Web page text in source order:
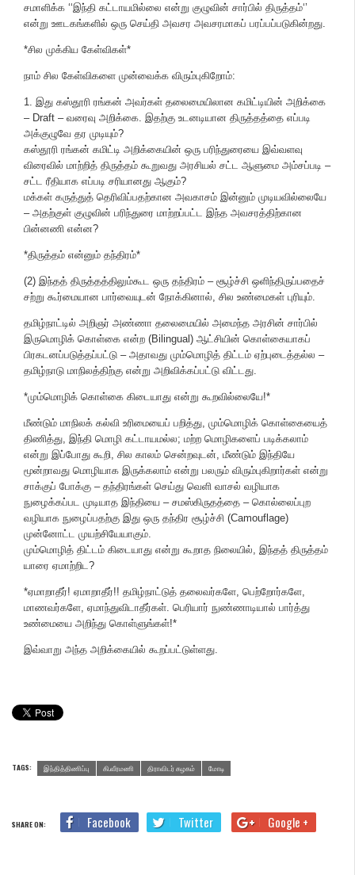
சமாளிக்க ‘‘இந்தி கட்டாயமில்லை என்று குழுவின் சார்பில் திருத்தம்‘’
என்று ஊடகங்களில் ஒரு செய்தி அவசர அவசரமாகப் பரப்பப்படுகின்றது.
*சில முக்கிய கேள்விகள்*
நாம் சில கேள்விகளை முன்வைக்க விரும்புகிறோம்:
1. இது கஸ்தூரி ரங்கன் அவர்கள் தலைமையிலான கமிட்டியின் அறிக்கை
– Draft – வரைவு அறிக்கை. இதற்கு உடனடியான திருத்தத்தை எப்படி
அக்குழுவே தர முடியும்?
கஸ்தூரி ரங்கன் கமிட்டி அறிக்கையின் ஒரு பரிந்துரையை இவ்வளவு
விரைவில் மாற்றித் திருத்தம் கூறுவது அரசியல் சட்ட ஆளுமை அம்சப்படி –
சட்ட ரீதியாக எப்படி சரியானது ஆகும்?
மக்கள் கருத்துத் தெரிவிப்பதற்கான அவகாசம் இன்னும் முடியவில்லையே
– அதற்குள் குழுவின் பரிந்துரை மாற்றப்பட்ட இந்த அவசரத்திற்கான
பின்னணி என்ன?
*திருத்தம் என்னும் தந்திரம்*
(2) இந்தத் திருத்தத்திலும்கூட ஒரு தந்திரம் – சூழ்ச்சி ஒளிந்திருப்பதைச்
சற்று கூர்மையான பார்வையுடன் நோக்கினால், சில உண்மைகள் புரியும்.
தமிழ்நாட்டில் அறிஞர் அண்ணா தலைமையில் அமைந்த அரசின் சார்பில்
இருமொழிக் கொள்கை என்ற (Bilingual) ஆட்சியின் கொள்கையாகப்
பிரகடனப்படுத்தப்பட்டு – அதாவது மும்மொழித் திட்டம் ஏற்புடைத்தல்ல –
தமிழ்நாடு மாநிலத்திற்கு என்று அறிவிக்கப்பட்டு விட்டது.
*மும்மொழிக் கொள்கை கிடையாது என்று கூறவில்லையே!*
மீண்டும் மாநிலக் கல்வி உரிமையைப் பறித்து, மும்மொழிக் கொள்கையைத்
திணித்து, இந்தி மொழி கட்டாயமல்ல; மற்ற மொழிகளைப் படிக்கலாம்
என்று இப்போது கூறி, சில காலம் சென்றவுடன், மீண்டும் இந்தியே
மூன்றாவது மொழியாக இருக்கலாம் என்று பலரும் விரும்புகிறார்கள் என்று
சாக்குப் போக்கு – தந்திரங்கள் செய்து வெளி வாசல் வழியாக
நுழைக்கப்பட முடியாத இந்தியை – சமஸ்கிருதத்தை – கொல்லைப்புற
வழியாக நுழைப்பதற்கு இது ஒரு தந்திர சூழ்ச்சி (Camouflage)
முன்னோட்ட முயற்சியேயாகும்.
மும்மொழித் திட்டம் கிடையாது என்று கூறாத நிலையில், இந்தத் திருத்தம்
யாரை ஏமாற்றிட?
*ஏமாறாதீர்! ஏமாறாதீர்!! தமிழ்நாட்டுத் தலைவர்களே, பெற்றோர்களே,
மாணவர்களே, ஏமாந்துவிடாதீர்கள். பெரியார் நுண்ணாடியால் பார்த்து
உண்மையை அறிந்து கொள்ளுங்கள்!*
இவ்வாறு அந்த அறிக்கையில் கூறப்பட்டுள்ளது.
TAGS: இந்தித்திணிப்பு கி.வீரமணி திராவிடர் கழகம் மோடி
SHARE ON: Facebook Twitter Google +